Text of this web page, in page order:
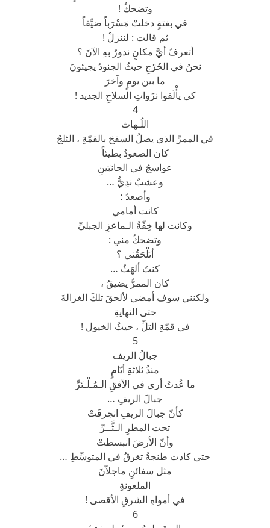
وتضحكُ !
في بغتةٍ دخلتْ مَسْرَباً ضيِّقاً
ثم قالت : لننزلْ !
أتعرفُ أيَّ مكانٍ ندورُ بهِ الآنَ ؟
نحنُ في الحُرْجِ حيثُ الجنودُ يجيئونَ
ما بين يومٍ وآخرَ
كي يأْلَفوا نزَواتِ السلاحِ الجديد !
4
اللُـهاث
في الممرِّ الذي يصلُ السفحَ بالقمّةِ ، الثلجُ
كان الصعودُ بطيئاً
عواسجُ في الجانبَينِ
وعشبٌ ندِيٌّ …
وأصعدُ ؛
كانت أمامي
وكانت لها خِفّةُ الـماعزِ الجبليِّ
وتضحكُ مني :
أتَلْحَقُني ؟
كنتُ ألهَثُ …
كان الممرُّ يضيقُ ،
ولكنني سوف أمضي لألحقَ تلكَ الغزالةَ
حتى النهايةِ
في قمّةِ التلِّ ، حيثُ الخيول !
5
جبالُ الريف
منذُ ثلاثةِ أيّامٍ
ما عُدتُ أرى في الأفقِ الـمُـلْـتَزِّ
جبالَ الريفِ …
كأنّ جبالَ الريفِ انجرفَتْ
تحت المطرِ الـثَّــرِّ
وأنّ الأرضَ انبسطتْ
حتى كادت طنجةُ تغرقُ في المتوسِّطِ …
مثل سفائنِ ماجلاّنَ
الملعونةِ
في أمواهِ الشرقِ الأقصى !
6